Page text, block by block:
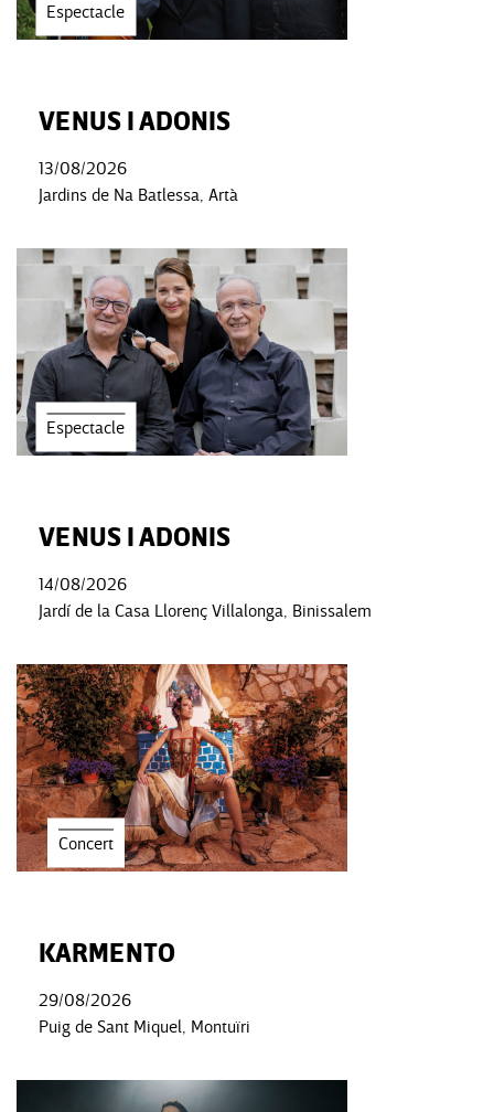
Espectacle
VENUS I ADONIS
13/08/2026
Jardins de Na Batlessa, Artà
Espectacle
VENUS I ADONIS
14/08/2026
Jardí de la Casa Llorenç Villalonga, Binissalem
Concert
KARMENTO
29/08/2026
Puig de Sant Miquel, Montuïri